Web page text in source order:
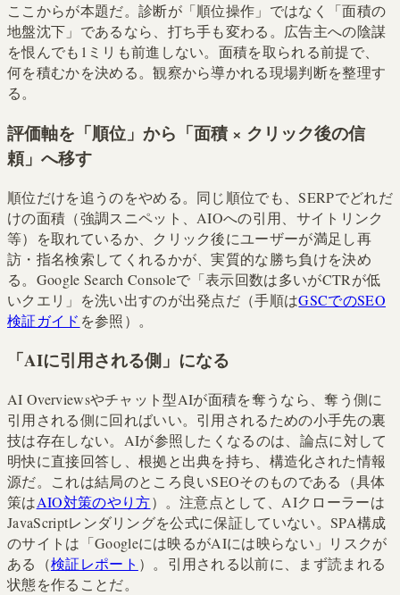
ここからが本題だ。診断が「順位操作」ではなく「面積の
地盤沈下」であるなら、打ち手も変わる。広告主への陰謀
を恨んでも1ミリも前進しない。面積を取られる前提で、
何を積むかを決める。観察から導かれる現場判断を整理す
る。
評価軸を「順位」から「面積 × クリック後の信
頼」へ移す
順位だけを追うのをやめる。同じ順位でも、SERPでどれだ
けの面積（強調スニペット、AIOへの引用、サイトリンク
等）を取れているか、クリック後にユーザーが満足し再
訪・指名検索してくれるかが、実質的な勝ち負けを決め
る。Google Search Consoleで「表示回数は多いがCTRが低
いクエリ」を洗い出すのが出発点だ（手順はGSCでのSEO
検証ガイド を参照）。
「AIに引用される側」になる
AI Overviewsやチャット型AIが面積を奪うなら、奪う側に
引用される側に回ればいい。引用されるための小手先の裏
技は存在しない。AIが参照したくなるのは、論点に対して
明快に直接回答し、根拠と出典を持ち、構造化された情報
源だ。これは結局のところ良いSEOそのものである（具体
策はAIO対策のやり方）。注意点として、AIクローラーは
JavaScriptレンダリングを公式に保証していない。SPA構成
のサイトは「Googleには映るがAIには映らない」リスクが
ある（検証レポート ）。引用される以前に、まず読まれる
状態を作ることだ。